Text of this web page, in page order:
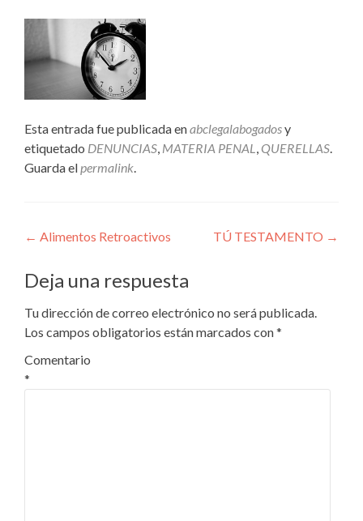
Esta entrada fue publicada enabclegalabogadosy
etiquetado DENUNCIAS, MATERIA PENAL, QUERELLAS.
Guarda elpermalink.
Navegación
de
entradas
← Alimentos Retroactivos TÚ TESTAMENTO →
Deja una respuesta
Tu dirección de correo electrónico no será publicada.
Los campos obligatorios están marcados con*
Comentario
*